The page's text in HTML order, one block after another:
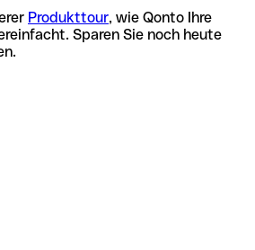
Produkttour, wie Qonto Ihre
Sparen Sie noch heute